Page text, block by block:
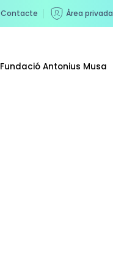
Contacte Àrea privada
Fundació Antonius Musa